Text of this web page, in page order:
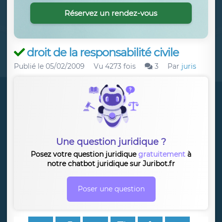
droit de la responsabilité civile
Publié le 05/02/2009 Vu 4273 fois 3 Par juris
Une question juridique ?
Posez votre question juridiquegratuitement à
notre chatbot juridique sur Juribot.fr
Poser une question
Réservez un rendez-vous